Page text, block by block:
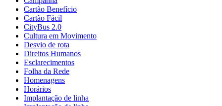
Cartão Benefício
Cartão Fácil
CityBus 2.0
Cultura em Movimento
Desvio de rota
Direitos Humanos
Esclarecimentos
Folha da Rede
Homenagens
Horários
Implantação de linha